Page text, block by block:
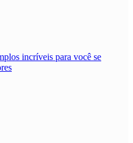
incríveis para você se